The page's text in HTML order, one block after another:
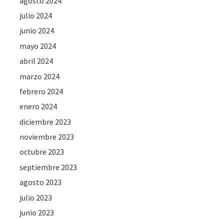
julio 2024
junio 2024
mayo 2024
abril 2024
marzo 2024
febrero 2024
enero 2024
diciembre 2023
noviembre 2023
octubre 2023
septiembre 2023
agosto 2023
julio 2023
junio 2023